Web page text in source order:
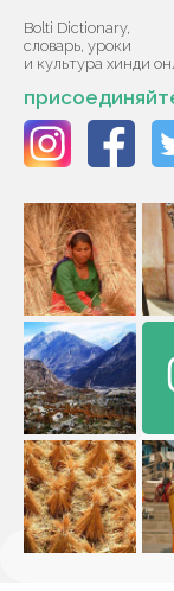
Bolti Dictionary,
словарь, уроки
и культура хинди